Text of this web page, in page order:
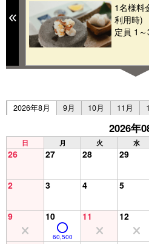
Previous
1名様料
利用時)
定員 1
2026年8月
9月 10月 11月
2026年
日 月 火 水
26 27 28 29
2 3 4 5
9 10
60,500
11 12